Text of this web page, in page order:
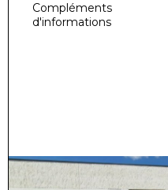
Compléments
d'informations